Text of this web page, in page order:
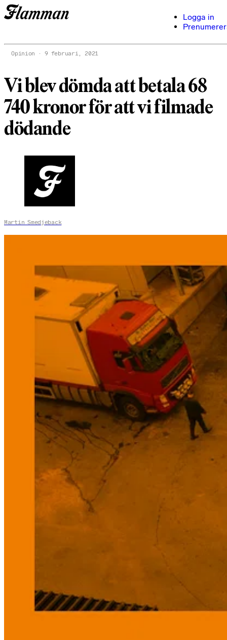
Logga in
Opinion 9 februari, 2021
Vi blev dömda att betala 68
740 kronor för att vi filmade
dödande
Martin Smedjeback